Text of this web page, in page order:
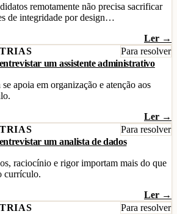
remotamente não precisa sacrificar
de integridade por design…
Ler →
Para resolver
um assistente administrativo
apoia em organização e atenção aos
Ler →
Para resolver
um analista de dados
raciocínio e rigor importam mais do que
currículo.
Ler →
Para resolver